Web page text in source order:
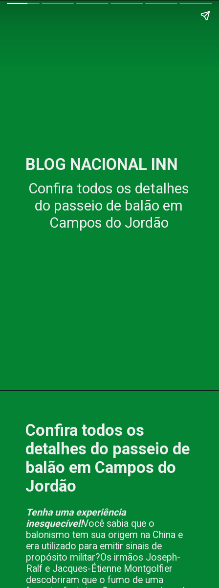
BLOG NACIONAL INN
Confira todos os detalhes
do passeio de balão em
Campos do Jordão
Confira todos os
detalhes do passeio de
balão em Campos do
Jordão
Tenha uma experiência
inesquecível!Você sabia que o
balonismo tem sua origem na China e
era utilizado para emitir sinais de
propósito militar?Os irmãos Joseph-
Ralf e Jacques-Étienne Montgolfier
descobriram que o fumo de uma